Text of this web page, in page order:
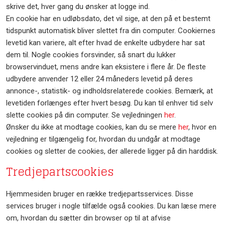
skrive det, hver gang du ønsker at logge ind.
En cookie har en udløbsdato, det vil sige, at den på et bestemt
tidspunkt automatisk bliver slettet fra din computer. Cookiernes
levetid kan variere, alt efter hvad de enkelte udbydere har sat
dem til. Nogle cookies forsvinder, så snart du lukker
browservinduet, mens andre kan eksistere i flere år. De fleste
udbydere anvender 12 eller 24 måneders levetid på deres
annonce-, statistik- og indholdsrelaterede cookies. Bemærk, at
levetiden forlænges efter hvert besøg. Du kan til enhver tid selv
slette cookies på din computer. Se vejledningen her.
Ønsker du ikke at modtage cookies, kan du se mere her, hvor en
vejledning er tilgængelig for, hvordan du undgår at modtage
cookies og sletter de cookies, der allerede ligger på din harddisk.
Tredjepartscookies
Hjemmesiden bruger en række tredjepartsservices. Disse
services bruger i nogle tilfælde også cookies. Du kan læse mere
om, hvordan du sætter din browser op til at afvise